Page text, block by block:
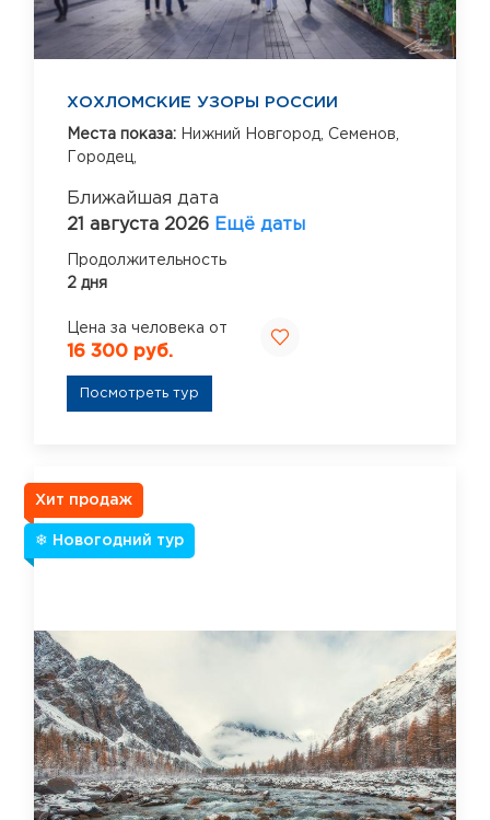
ХОХЛОМСКИЕ УЗОРЫ РОССИИ
Места показа: Нижний Новгород, Семенов,
Городец,
Ближайшая дата
21 августа 2026 Ещё даты
Продолжительность
2 дня
Цена за человека от
16 300 руб.
Посмотреть тур
Хит продаж
❄ Новогодний тур